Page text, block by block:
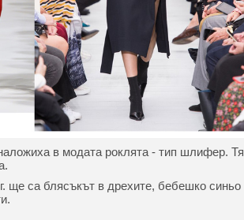
в модата роклята - тип шлифер. Тя
ще са блясъкът в дрехите, бебешко синьо